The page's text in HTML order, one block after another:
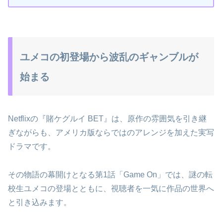
ユメコの初登場から波乱のギャンブルが
始まる
Netflixの『賭ケグルイ BET』は、原作の雰囲気を引き継
ぎながらも、アメリカ版ならではのアレンジを加えた実写
ドラマです。
その物語の幕開けとなる第1話「Game On」では、謎の転
校生ユメコの登場とともに、視聴者を一気に作品の世界へ
と引き込みます。